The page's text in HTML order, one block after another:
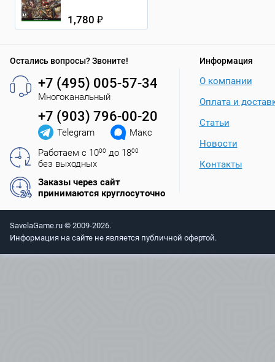
1,780 ₽
Остались вопросы? Звоните!
+7 (495) 005-57-34
Многоканальный
+7 (903) 796-00-20
Telegram
Макс
Работаем с 1000 до 1800
без выходных
Заказы через сайт
принимаются круглосуточно
Информация
О компании
Оплата и
Статьи
Новости
Контакты
SavelaGame.ru © 2009-2026.
Информация на сайте не является публичной офертой.